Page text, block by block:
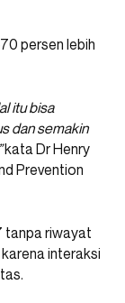
persen lebih
itu bisa
dan semakin
kata Dr Henry
Prevention
tanpa riwayat
interaksi